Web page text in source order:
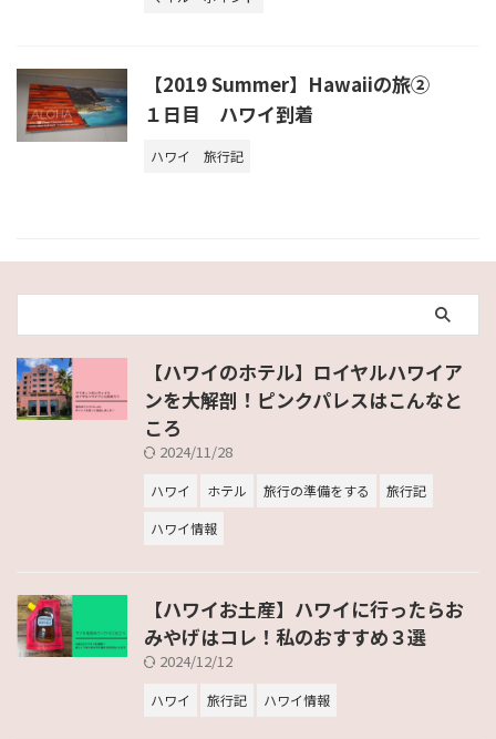
【2019 Summer】Hawaiiの旅②
１日目 ハワイ到着
ハワイ 旅行記
【ハワイのホテル】ロイヤルハワイア
ンを大解剖！ピンクパレスはこんなと
ころ
2024/11/28
ハワイ ホテル 旅行の準備をする
旅行記
ハワイ情報
【ハワイお土産】ハワイに行ったらお
みやげはコレ！私のおすすめ３選
2024/12/12
ハワイ 旅行記 ハワイ情報